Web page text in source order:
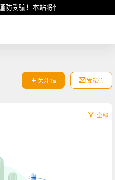
防受骗！本站将作为行业资讯共享
关注Ta 发私信
全部